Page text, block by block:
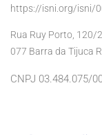
https://isni.org/isni/
Rua Ruy Porto, 120/
077 Barra da Tijuca
CNPJ 03.484.075/